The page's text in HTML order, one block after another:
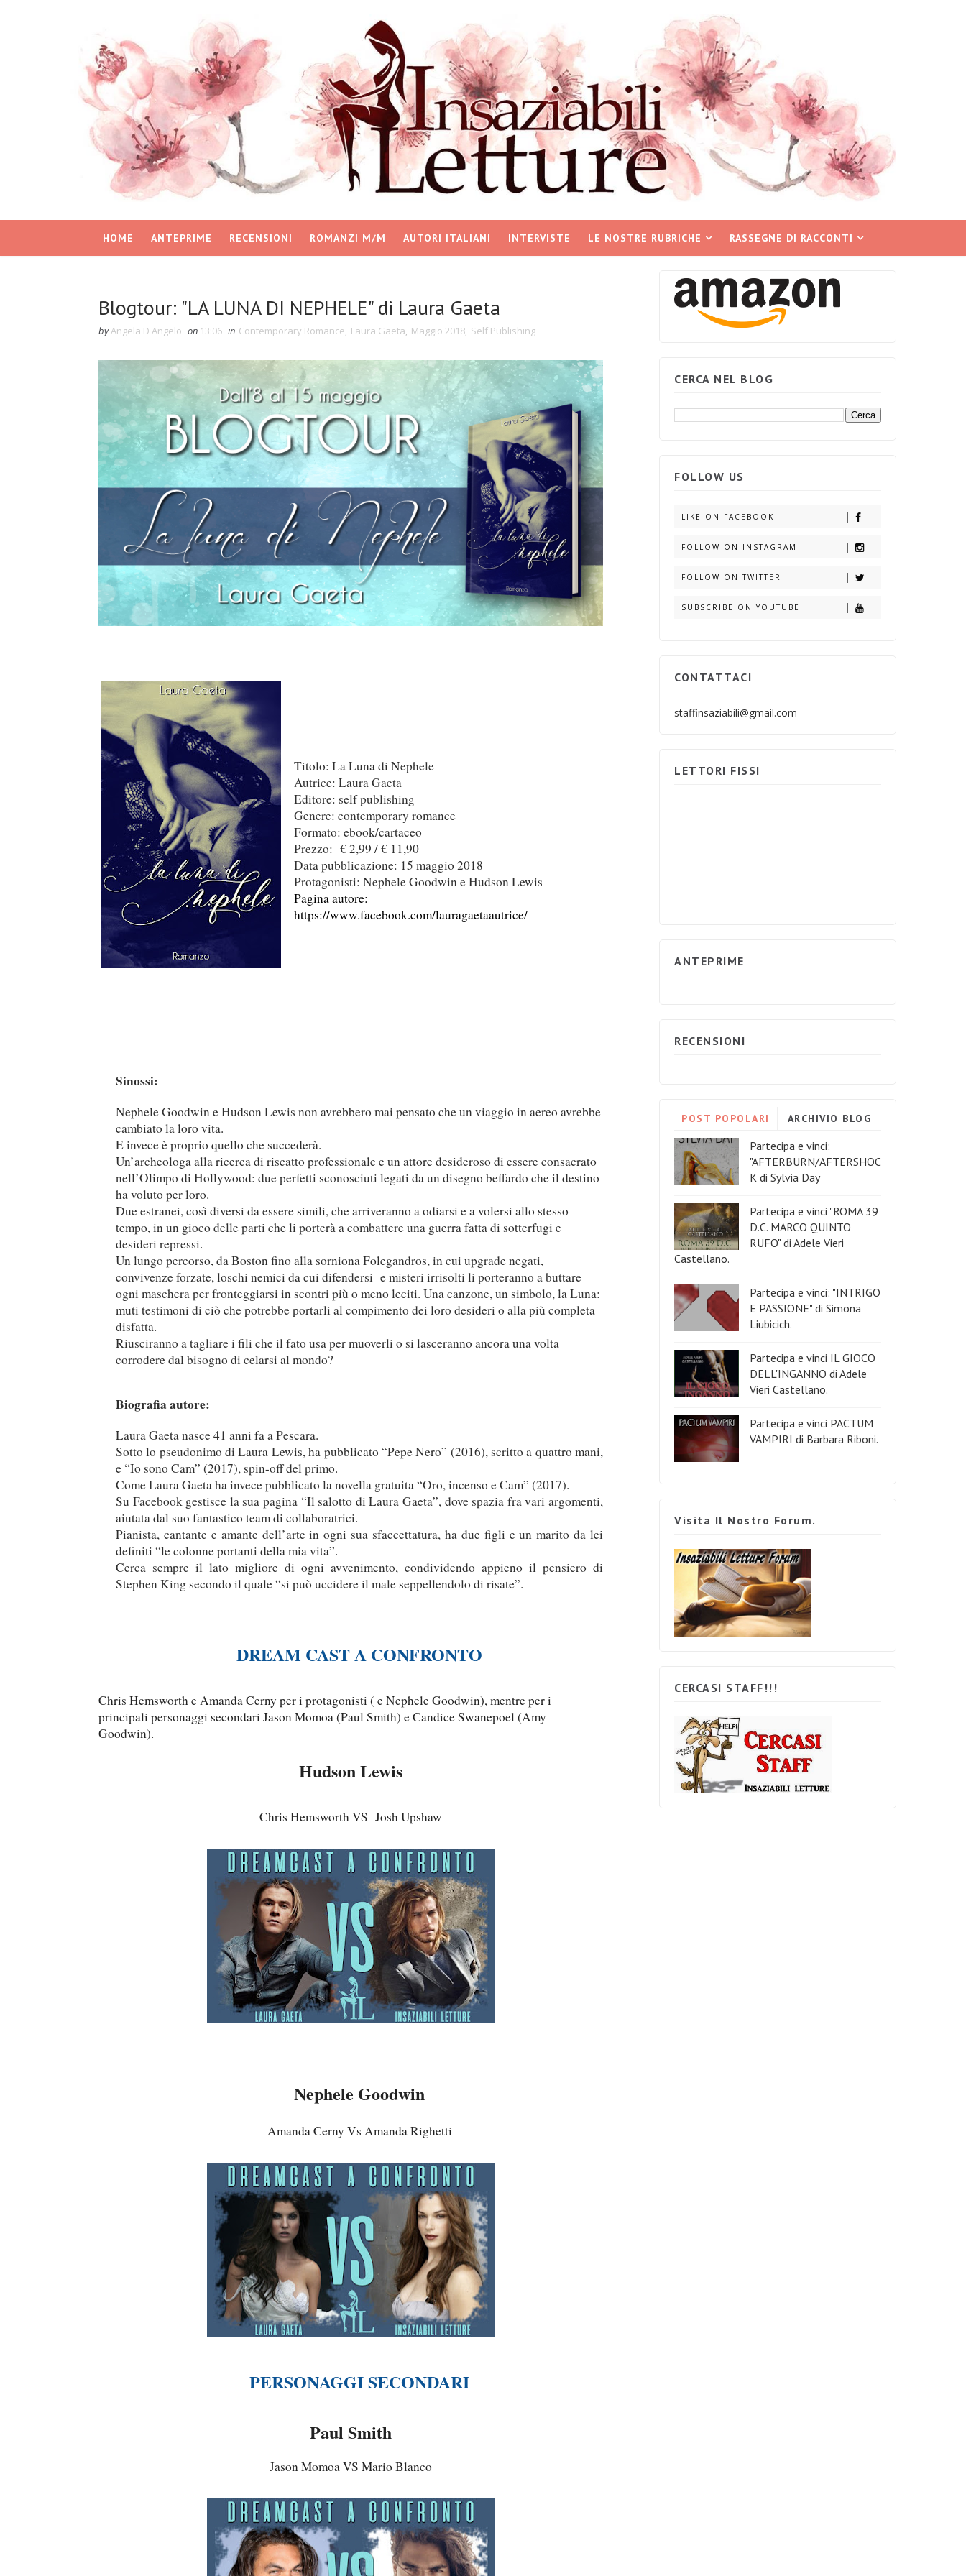
HOME ANTEPRIME RECENSIONI ROMANZI M/M AUTORI ITALIANI INTERVISTE LE NOSTRE RUBRICHE RASSEGNE DI RACCONTI
Blogtour: "LA LUNA DI NEPHELE" di Laura Gaeta
byAngela D Angelo on 13:06 in Contemporary Romance, Laura Gaeta, Maggio 2018, Self Publishing
Titolo: La Luna di Nephele
Autrice: Laura Gaeta
Editore: self publishing
Genere: contemporary romance
Formato: ebook/cartaceo
Prezzo: € 2,99 / € 11,90
Data pubblicazione: 15 maggio 2018
Protagonisti: Nephele Goodwin e Hudson Lewis
Pagina autore:
https://www.facebook.com/lauragaetaautrice/
Sinossi:
Nephele Goodwin e Hudson Lewis non avrebbero mai pensato che un viaggio in aereo avrebbe
cambiato la loro vita.
E invece è proprio quello che succederà.
Un’archeologa alla ricerca di riscatto professionale e un attore desideroso di essere consacrato
nell’Olimpo di Hollywood: due perfetti sconosciuti legati da un disegno beffardo che il destino
ha voluto per loro.
Due estranei, così diversi da essere simili, che arriveranno a odiarsi e a volersi allo stesso
tempo, in un gioco delle parti che li porterà a combattere una guerra fatta di sotterfugi e
desideri repressi.
Un lungo percorso, da Boston fino alla sorniona Folegandros, in cui upgrade negati,
convivenze forzate, loschi nemici da cui difendersi e misteri irrisolti li porteranno a buttare
ogni maschera per fronteggiarsi in scontri più o meno leciti. Una canzone, un simbolo, la Luna:
muti testimoni di ciò che potrebbe portarli al compimento dei loro desideri o alla più completa
disfatta.
Riusciranno a tagliare i fili che il fato usa per muoverli o si lasceranno ancora una volta
corrodere dal bisogno di celarsi al mondo?
Biografia autore:
Laura Gaeta nasce 41 anni fa a Pescara.
Sotto lo pseudonimo di Laura Lewis, ha pubblicato “Pepe Nero” (2016), scritto a quattro mani,
e “Io sono Cam” (2017), spin-off del primo.
Come Laura Gaeta ha invece pubblicato la novella gratuita “Oro, incenso e Cam” (2017).
Su Facebook gestisce la sua pagina “Il salotto di Laura Gaeta”, dove spazia fra vari argomenti,
aiutata dal suo fantastico team di collaboratrici.
Pianista, cantante e amante dell’arte in ogni sua sfaccettatura, ha due figli e un marito da lei
definiti “le colonne portanti della mia vita”.
Cerca sempre il lato migliore di ogni avvenimento, condividendo appieno il pensiero di
Stephen King secondo il quale “si può uccidere il male seppellendolo di risate”.
DREAM CAST A CONFRONTO
Chris Hemsworth e Amanda Cerny per i protagonisti ( e Nephele Goodwin), mentre per i
principali personaggi secondari Jason Momoa (Paul Smith) e Candice Swanepoel (Amy
Goodwin).
Hudson Lewis
Chris Hemsworth VS Josh Upshaw
Nephele Goodwin
Amanda Cerny Vs Amanda Righetti
PERSONAGGI SECONDARI
Paul Smith
Jason Momoa VS Mario Blanco
CERCA NEL BLOG
FOLLOW US
LIKE ON FACEBOOK
FOLLOW ON INSTAGRAM
FOLLOW ON TWITTER
SUBSCRIBE ON YOUTUBE
CONTATTACI
staffinsaziabili@gmail.com
LETTORI FISSI
ANTEPRIME
RECENSIONI
POST POPOLARI ARCHIVIO BLOG
Partecipa e vinci:
"AFTERBURN/AFTERSHOC
K di Sylvia Day
Partecipa e vinci "ROMA 39
D.C. MARCO QUINTO
RUFO" di Adele Vieri
Castellano.
Partecipa e vinci: "INTRIGO
E PASSIONE" di Simona
Liubicich.
Partecipa e vinci IL GIOCO
DELL'INGANNO di Adele
Vieri Castellano.
Partecipa e vinci PACTUM
VAMPIRI di Barbara Riboni.
Visita Il Nostro Forum.
CERCASI STAFF!!!